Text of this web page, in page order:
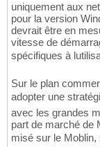
uniquement aux
pour la version
devrait être en
vitesse de
spécifiques à
Sur le plan
adopter une
avec les grandes
part de marché de
misé sur le Moblin,